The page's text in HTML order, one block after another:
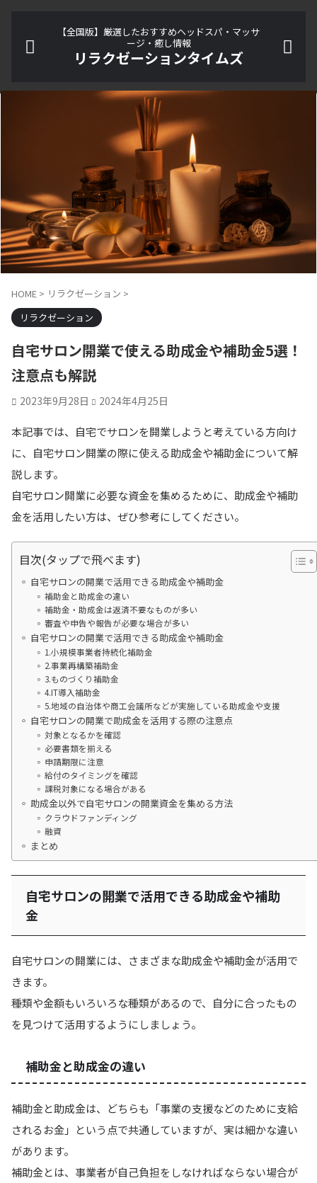
【全国版】厳選したおすすめヘッドスパ・マッサ
ージ・癒し情報
リラクゼーションタイムズ
HOME > リラクゼーション >
リラクゼーション
自宅サロン開業で使える助成金や補助金5選！
注意点も解説
2023年9月28日 2024年4月25日
本記事では、自宅でサロンを開業しようと考えている方向け
に、自宅サロン開業の際に使える助成金や補助金について解
説します。
自宅サロン開業に必要な資金を集めるために、助成金や補助
金を活用したい方は、ぜひ参考にしてください。
目次(タップで飛べます)
自宅サロンの開業で活用できる助成金や補助金
補助金と助成金の違い
補助金・助成金は返済不要なものが多い
審査や申告や報告が必要な場合が多い
自宅サロンの開業で活用できる助成金や補助金
1.小規模事業者持続化補助金
2.事業再構築補助金
3.ものづくり補助金
4.IT導入補助金
5.地域の自治体や商工会議所などが実施している助成金や支援
自宅サロンの開業で助成金を活用する際の注意点
対象となるかを確認
必要書類を揃える
申請期限に注意
給付のタイミングを確認
課税対象になる場合がある
助成金以外で自宅サロンの開業資金を集める方法
クラウドファンディング
融資
まとめ
自宅サロンの開業で活用できる助成金や補助
金
自宅サロンの開業には、さまざまな助成金や補助金が活用で
きます。
種類や金額もいろいろな種類があるので、自分に合ったもの
を見つけて活用するようにしましょう。
補助金と助成金の違い
補助金と助成金は、どちらも「事業の支援などのために支給
されるお金」という点で共通していますが、実は細かな違い
があります。
補助金とは、事業者が自己負担をしなければならない場合が